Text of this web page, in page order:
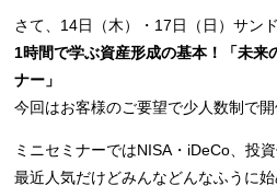
さて、14日（木）・17日（日）サン
1時間で学ぶ資産形成の基本！「未来
ナー」
今回はお客様のご要望で少人数制で開
ミニセミナーではNISA・iDeCo、投
最近人気だけどみんなどんなふうに